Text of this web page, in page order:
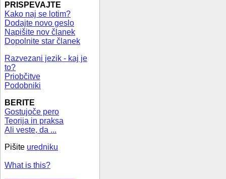
PRISPEVAJTE
Kako naj se lotim?
Dodajte novo geslo
Napišite nov članek
Dopolnite star članek
Razvezani jezik - kaj je
to?
Priobčitve
Podobniki
BERITE
Gostujoče pero
Teorija in praksa
Ali veste, da ...
Pišite uredniku
What is this?